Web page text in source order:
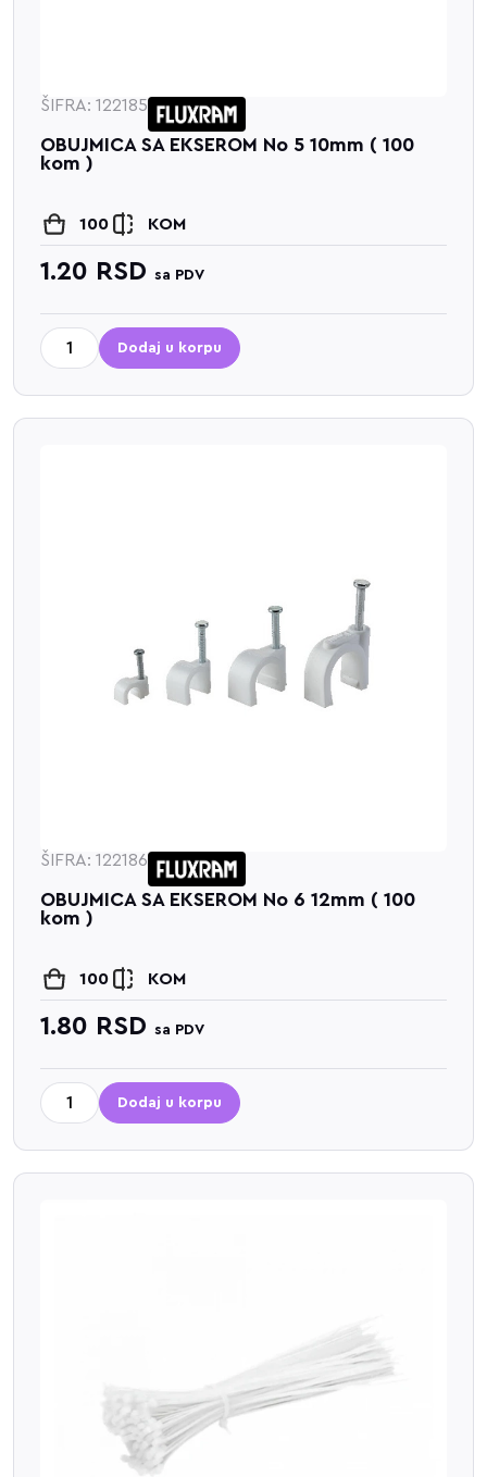
ŠIFRA: 122185
OBUJMICA SA EKSEROM No 5 10mm ( 100
kom )
100 KOM
1.20 RSD sa PDV
Dodaj u korpu
ŠIFRA: 122186
OBUJMICA SA EKSEROM No 6 12mm ( 100
kom )
100 KOM
1.80 RSD sa PDV
Dodaj u korpu